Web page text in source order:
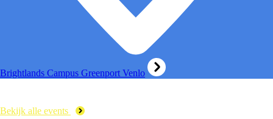
Brightlands Campus Greenport Venlo
Bekijk alle events